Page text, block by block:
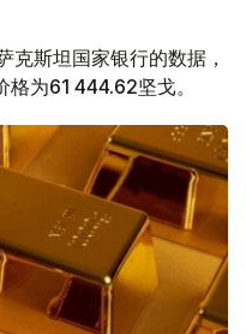
克斯坦国家银行的数据，
为61 444.62坚戈。